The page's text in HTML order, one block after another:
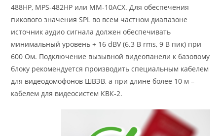
488HP, MPS-482HP или MM-10ACX. Для обеспечения
пикового значения SPL во всем частном диапазоне
источник аудио сигнала должен обеспечивать
минимальный уровень + 16 dBV (6.3 В rms, 9 В пик) при
600 Ом. Подключение вызывной видеопанели к базовому
блоку рекомендуется производить специальным кабелем
для видеодомофонов ШВЭВ, а при длине более 10 м –
кабелем для видеосистем КВК-2.